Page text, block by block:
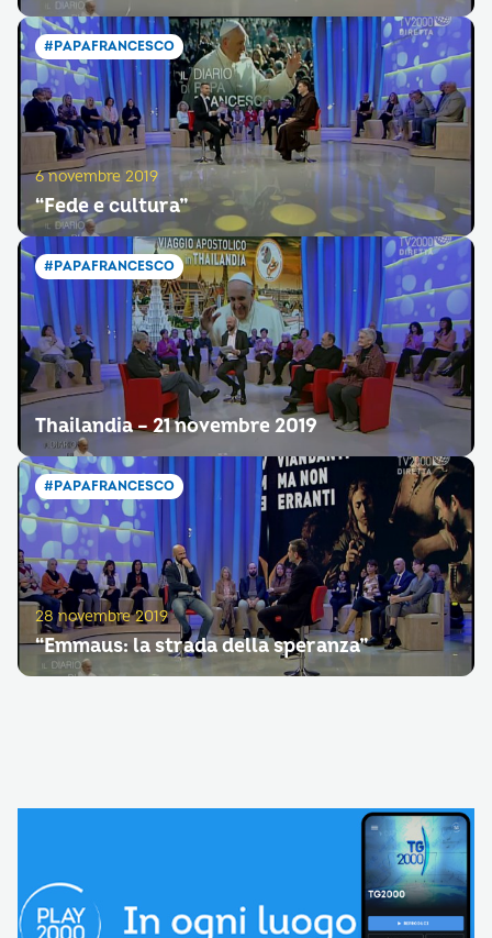
#PAPAFRANCESCO
6 novembre 2019
“Fede e cultura”
#PAPAFRANCESCO
Thailandia – 21 novembre 2019
#PAPAFRANCESCO
28 novembre 2019
“Emmaus: la strada della speranza”